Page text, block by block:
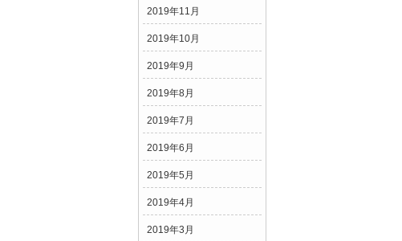
2019年11月
2019年10月
2019年9月
2019年8月
2019年7月
2019年6月
2019年5月
2019年4月
2019年3月